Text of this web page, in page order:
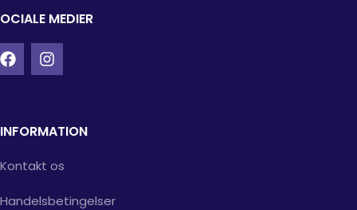
MEDIER
INFORMATION
Kontakt os
Handelsbetingelser